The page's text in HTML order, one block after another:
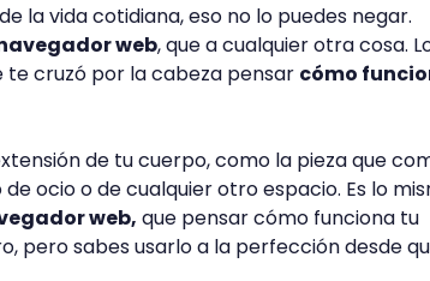
la vida cotidiana, eso no lo puedes negar.
web, que a cualquier otra cosa.
cruzó por la cabeza pensar cómo
de tu cuerpo, como la pieza que
ocio o de cualquier otro espacio. Es lo
web, que pensar cómo funciona tu
pero sabes usarlo a la perfección desde